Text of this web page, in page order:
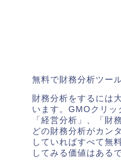
無料で財務分析ツー
財務分析をするには
います。GMOクリッ
「経営分析」、「財
どの財務分析がカン
していればすべて無
してみる価値はある